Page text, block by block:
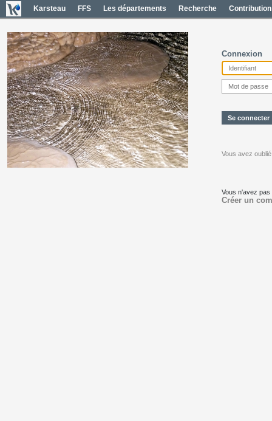
Karsteau FFS Les départements Recherche Contribution
Connexion
Vous avez
Vous n'avez
Créer un